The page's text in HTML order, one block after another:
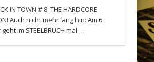
IN TOWN # 8: THE HARDCORE
Auch nicht mehr lang hin: Am 6.
im STEELBRUCH mal …